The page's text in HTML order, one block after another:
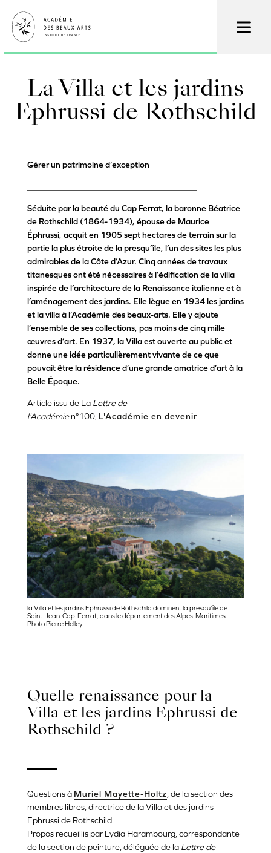
contenu
principal
La Villa et les jardins
Ephrussi de Rothschild
Gérer un patrimoine d’exception
Séduite par la beauté du Cap Ferrat, la baronne Béatrice
de Rothschild (1864-1934), épouse de Maurice
Éphrussi, acquit en 1905 sept hectares de terrain sur la
partie la plus étroite de la presqu’île, l’un des sites les plus
admirables de la Côte d’Azur. Cinq années de travaux
titanesques ont été nécessaires à l’édification de la villa
inspirée de l’architecture de la Renaissance italienne et à
l’aménagement des jardins. Elle lègue en 1934 les jardins
et la villa à l’Académie des beaux-arts. Elle y ajoute
l’ensemble de ses collections, pas moins de cinq mille
œuvres d’art. En 1937, la Villa est ouverte au public et
donne une idée particulièrement vivante de ce que
pouvait être la résidence d’une grande amatrice d’art à la
Belle Époque.
Article issu de La Lettre de
l'Académien°100, L'Académie en devenir
la Villa et les jardins Ephrussi de Rothschild dominent la presqu’île de
Saint-Jean-Cap-Ferrat, dans le département des Alpes-Maritimes.
Photo Pierre Holley
Quelle renaissance pour la
Villa et les jardins Ephrussi de
Rothschild ?
Questions à Muriel Mayette-Holtz, de la section des
membres libres, directrice de la Villa et des jardins
Ephrussi de Rothschild
Propos recueillis par Lydia Harambourg, correspondante
de la section de peinture, déléguée de la Lettre de